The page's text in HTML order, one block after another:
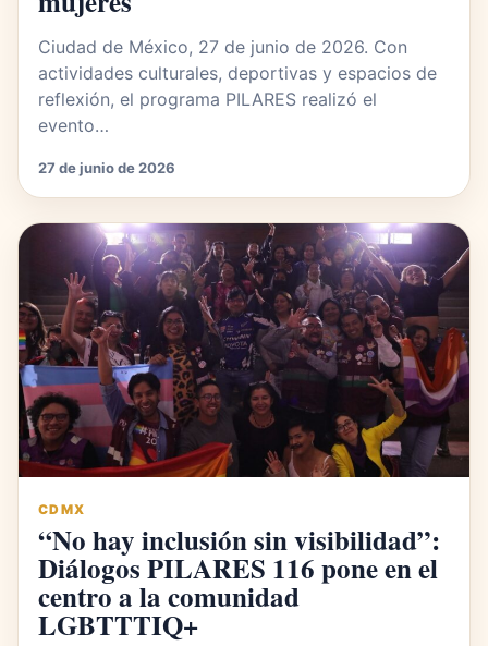
Ciudad de México, 27 de junio de 2026. Con
actividades culturales, deportivas y espacios de
reflexión, el programa PILARES realizó el
evento…
27 de junio de 2026
CDMX
“No hay inclusión sin visibilidad”:
Diálogos PILARES 116 pone en el
centro a la comunidad
LGBTTTIQ+